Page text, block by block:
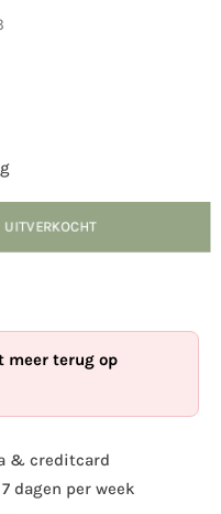
UITVERKOCHT
terug op
& creditcard
dagen per week